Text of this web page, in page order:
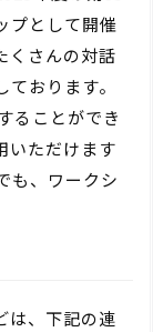
プとして開催
くさんの対話
おります。
ることができ
いただけます
も、ワークシ
は、下記の連